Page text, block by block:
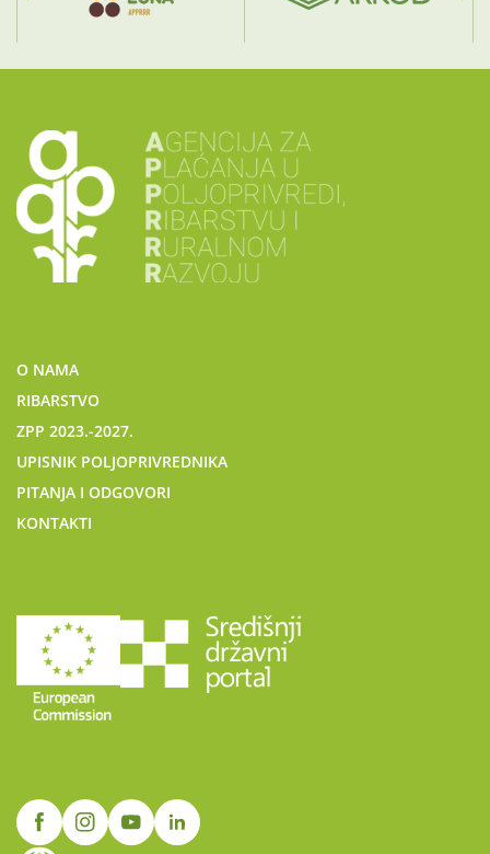
O NAMA
RIBARSTVO
ZPP 2023.-2027.
UPISNIK POLJOPRIVREDNIKA
PITANJA I ODGOVORI
KONTAKTI